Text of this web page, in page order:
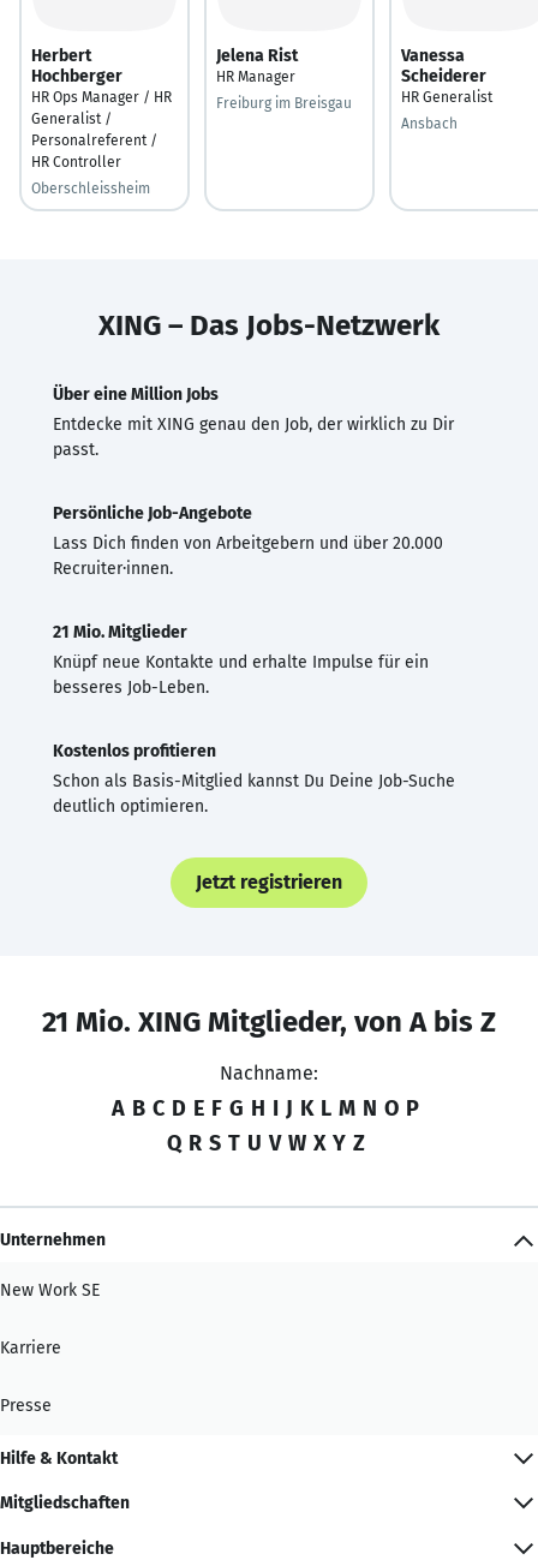
Herbert
Hochberger
HR Ops Manager / HR
Generalist /
Personalreferent /
HR Controller
Oberschleissheim
Jelena Rist
HR Manager
Freiburg im Breisgau
Vanessa
Scheiderer
HR Generalist
Ansbach
XING – Das Jobs-Netzwerk
Über eine Million Jobs
Entdecke mit XING genau den Job, der wirklich zu Dir
passt.
Persönliche Job-Angebote
Lass Dich finden von Arbeitgebern und über 20.000
Recruiter·innen.
21 Mio. Mitglieder
Knüpf neue Kontakte und erhalte Impulse für ein
besseres Job-Leben.
Kostenlos profitieren
Schon als Basis-Mitglied kannst Du Deine Job-Suche
deutlich optimieren.
Jetzt registrieren
21 Mio. XING Mitglieder, von A bis Z
Nachname:
A B C D E F G H I J K L M N O P
Q R S T U V W X Y Z
Unternehmen
New Work SE
Karriere
Presse
Hilfe & Kontakt
Mitgliedschaften
Hauptbereiche